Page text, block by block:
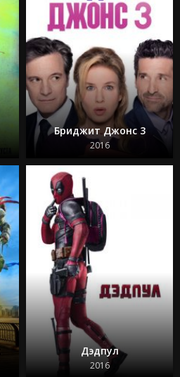
Бриджит Джонс 3
2016
Дэдпул
2016